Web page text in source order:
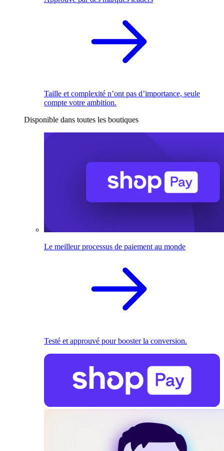
Taille et complexité n’ont pas d’importance, seule
compte votre ambition.
Disponible dans toutes les boutiques
Le meilleur processus de paiement au monde
Testé et approuvé pour booster la conversion.